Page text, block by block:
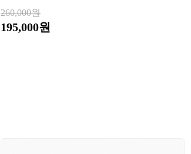
260,000원
195,000원